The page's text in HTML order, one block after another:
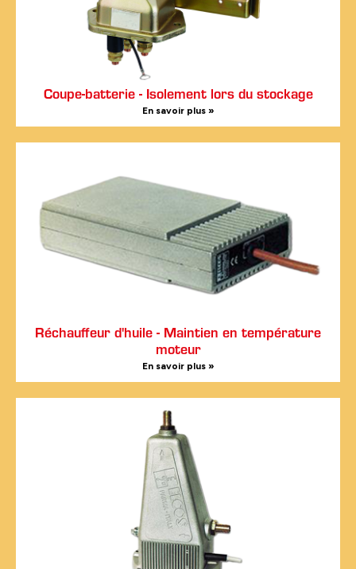
Coupe-batterie - Isolement lors du stockage
En savoir plus »
Réchauffeur d'huile - Maintien en température
moteur
En savoir plus »